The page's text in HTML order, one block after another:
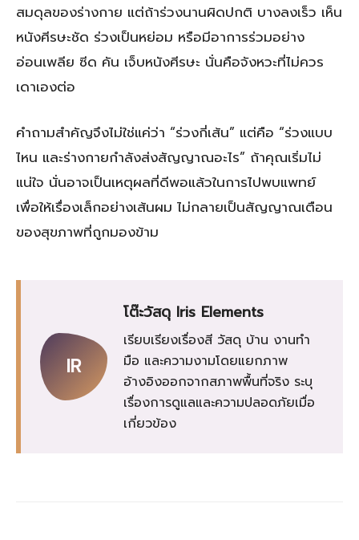
สมดุลของร่างกาย แต่ถ้าร่วงนานผิดปกติ บางลงเร็ว เห็น
หนังศีรษะชัด ร่วงเป็นหย่อม หรือมีอาการร่วมอย่าง
อ่อนเพลีย ซีด คัน เจ็บหนังศีรษะ นั่นคือจังหวะที่ไม่ควร
เดาเองต่อ
คำถามสำคัญจึงไม่ใช่แค่ว่า “ร่วงกี่เส้น” แต่คือ “ร่วงแบบ
ไหน และร่างกายกำลังส่งสัญญาณอะไร” ถ้าคุณเริ่มไม่
แน่ใจ นั่นอาจเป็นเหตุผลที่ดีพอแล้วในการไปพบแพทย์
เพื่อให้เรื่องเล็กอย่างเส้นผม ไม่กลายเป็นสัญญาณเตือน
ของสุขภาพที่ถูกมองข้าม
IR
โต๊ะวัสดุ Iris Elements
เรียบเรียงเรื่องสี วัสดุ บ้าน งานทำ
มือ และความงามโดยแยกภาพ
อ้างอิงออกจากสภาพพื้นที่จริง ระบุ
เรื่องการดูแลและความปลอดภัยเมื่อ
เกี่ยวข้อง